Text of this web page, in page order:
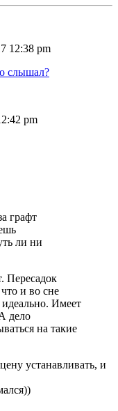
12:38 pm
слышал?
pm
графт
ли ни
Пересадок
и во сне
Имеет
дело
на такие
устанавливать, и